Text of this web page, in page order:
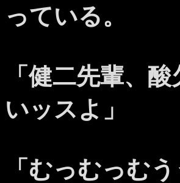
っている。
「健二先輩、
いッスよ」
「むっむっむ